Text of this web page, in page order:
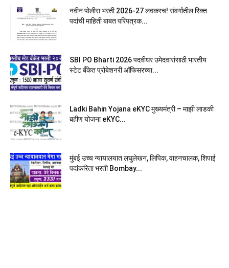
नवीन पोलीस भरती 2026-27 लवकरच! संवर्गातील रिक्त
पदांची माहिती बाबत परिपत्रक...
SBI PO Bharti 2026 पदवीधर उमेदवारांसाठी भारतीय
स्टेट बँकेत प्रोबेशनरी आ‍ॅफिसरच्या...
Ladki Bahin Yojana eKYC मुख्यमंत्री – माझी लाडकी
बहीण योजना eKYC...
मुंबई उच्च न्यायालयात लघुलेखन, लिपिक, वाहनचालक, शिपाई
पदांकरिता भरती Bombay...